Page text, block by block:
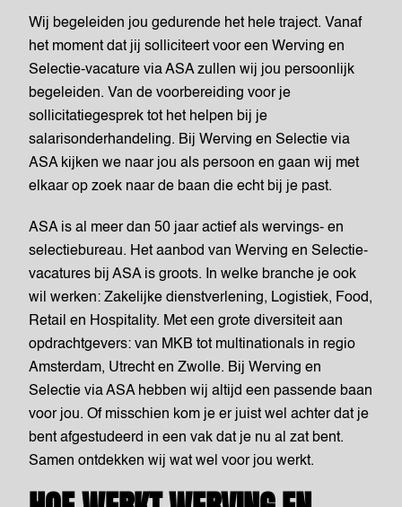
Wij begeleiden jou gedurende het hele traject. Vanaf
het moment dat jij solliciteert voor een Werving en
Selectie-vacature via ASA zullen wij jou persoonlijk
begeleiden. Van de voorbereiding voor je
sollicitatiegesprek tot het helpen bij je
salarisonderhandeling. Bij Werving en Selectie via
ASA kijken we naar jou als persoon en gaan wij met
elkaar op zoek naar de baan die echt bij je past.
ASA is al meer dan 50 jaar actief als wervings- en
selectiebureau. Het aanbod van Werving en Selectie-
vacatures bij ASA is groots. In welke branche je ook
wil werken: Zakelijke dienstverlening, Logistiek, Food,
Retail en Hospitality. Met een grote diversiteit aan
opdrachtgevers: van MKB tot multinationals in regio
Amsterdam, Utrecht en Zwolle. Bij Werving en
Selectie via ASA hebben wij altijd een passende baan
voor jou. Of misschien kom je er juist wel achter dat je
bent afgestudeerd in een vak dat je nu al zat bent.
Samen ontdekken wij wat wel voor jou werkt.